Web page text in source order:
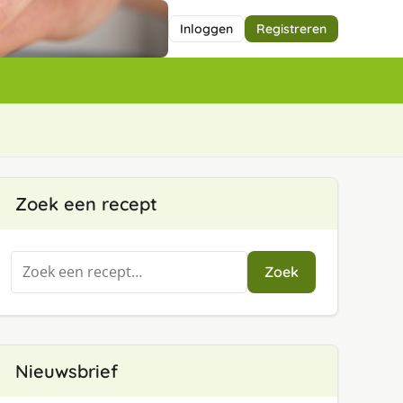
Inloggen Registreren
Zoek een recept
Zoeken
naar:
Zoek
Nieuwsbrief